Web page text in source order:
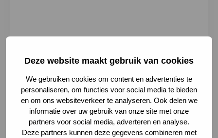
Deze website maakt gebruik van cookies
We gebruiken cookies om content en advertenties te
personaliseren, om functies voor social media te bieden
en om ons websiteverkeer te analyseren. Ook delen we
informatie over uw gebruik van onze site met onze
partners voor social media, adverteren en analyse.
Deze partners kunnen deze gegevens combineren met
Geert Grooteplein Zuid 10, 6525 GA
Nijmegen, Netherlands
024 361 44 15
Secretariaat.kg@radboudumc.nl
Naar websiteDeze link leidt naar een externe